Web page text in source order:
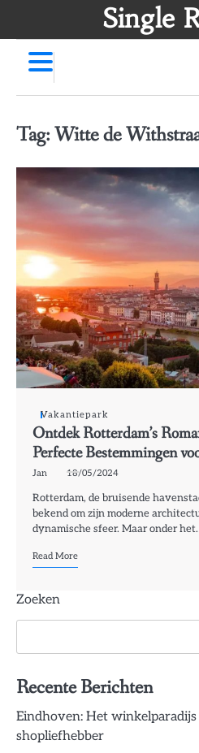
Single
Tag:Witte de
Vakantiepark
Ontdek Rotterdam’s
Perfecte Bestemmingen
Jan 18/05/2024
Rotterdam, de bruisende
bekend om zijn moderne
dynamische sfeer. Maar onder
Read More
Zoeken
Recente Berichten
Eindhoven: Het
shopliefhebber